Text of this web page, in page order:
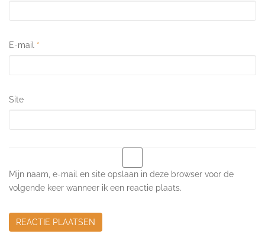
E-mail *
Site
Mijn naam, e-mail en site opslaan in deze browser voor de
volgende keer wanneer ik een reactie plaats.